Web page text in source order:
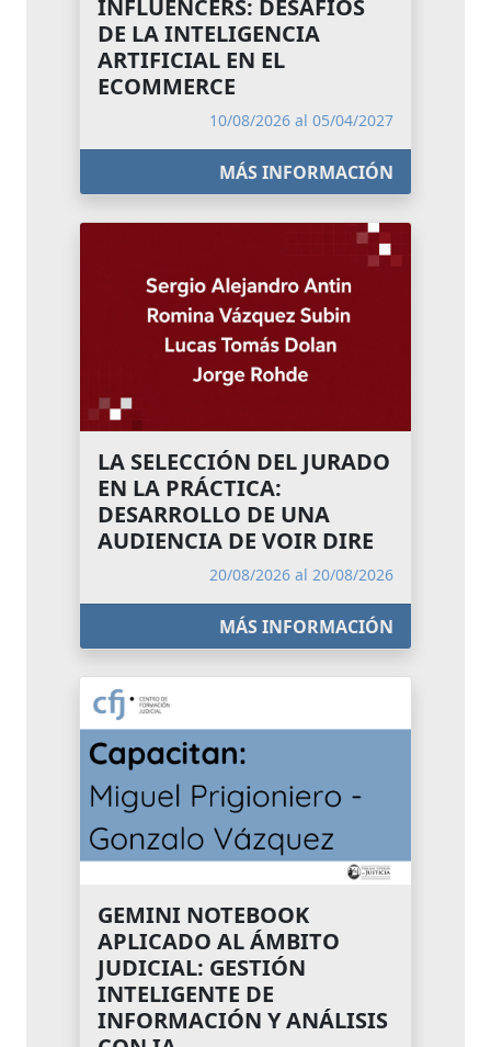
INFLUENCERS: DESAFÍOS
DE LA INTELIGENCIA
ARTIFICIAL EN EL
ECOMMERCE
10/08/2026 al 05/04/2027
MÁS INFORMACIÓN
LA SELECCIÓN DEL JURADO
EN LA PRÁCTICA:
DESARROLLO DE UNA
AUDIENCIA DE VOIR DIRE
20/08/2026 al 20/08/2026
MÁS INFORMACIÓN
GEMINI NOTEBOOK
APLICADO AL ÁMBITO
JUDICIAL: GESTIÓN
INTELIGENTE DE
INFORMACIÓN Y ANÁLISIS